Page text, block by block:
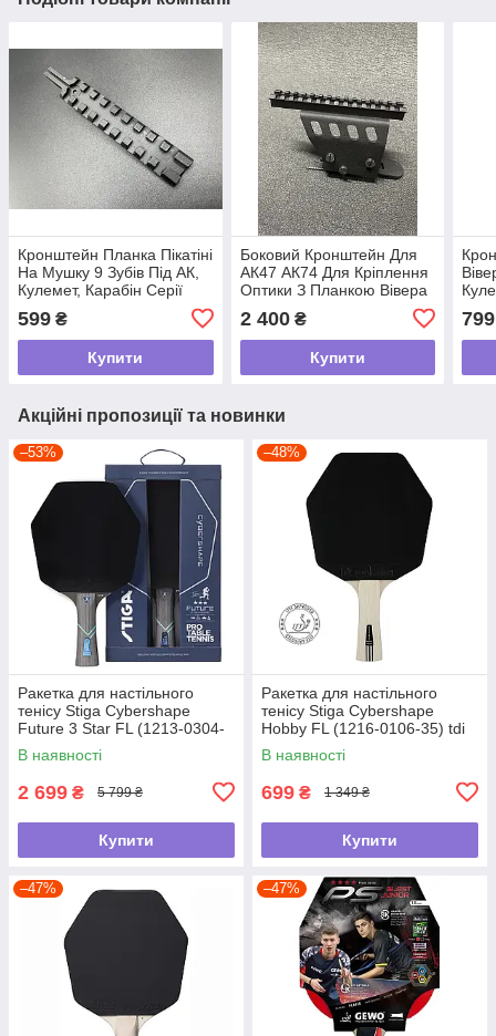
Кронштейн Планка Пікатіні
На Мушку 9 Зубів Під АК,
Кулемет, Карабін Серії
599 ₴
Купити
Боковий Кронштейн Для
АК47 АК74 Для Кріплення
Оптики З Планкою Вівера
Оригінал tdi
2 400₴
Купити
799
Акційні пропозиції та новинки
–53%
Ракетка для настільного
тенісу Stiga Cybershape
Future 3 Star FL (1213-0304-
35) tdi
В наявності
2 699 ₴ 5 799 ₴
Купити
–48%
Ракетка для настільного
тенісу Stiga Cybershape
Hobby FL (1216-0106-35) tdi
В наявності
699 ₴ 1 349 ₴
Купити
–47% –47%